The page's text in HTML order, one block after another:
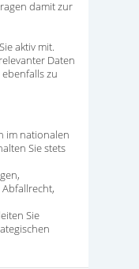
damit zur
aktiv mit.
Daten
zu
im nationalen
Sie stets
Sie